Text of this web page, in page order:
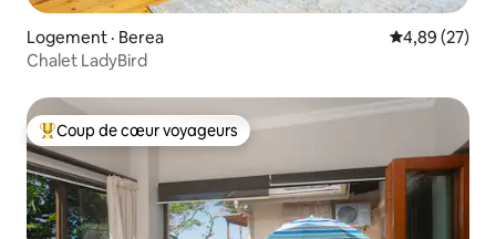
Logement · Berea Note
4,89 (27)
Chalet LadyBird
Coup de cœur voyageurs parmi les plus aimés
Coup de cœur voyageurs